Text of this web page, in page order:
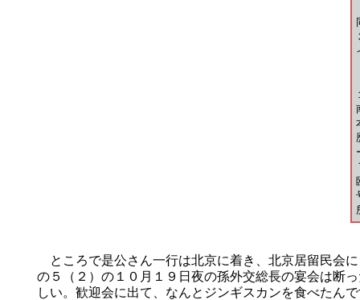
ところで是公さん一行は北京に着き、北京居留民会
の５（２）の１０月１９日夜の孫外交総長の宴会は断
しい。歓迎会に出て、なんとジンギスカンを食べたん